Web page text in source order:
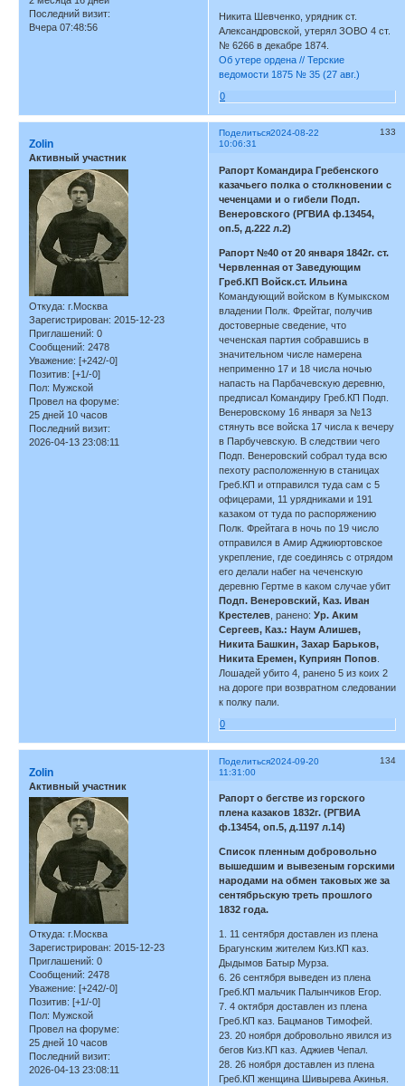
Последний визит:
Вчера 07:48:56
Никита Шевченко, урядник ст.
Александровской, утерял ЗОВО 4 ст.
№ 6266 в декабре 1874.
Об утере ордена // Терские
ведомости 1875 № 35 (27 авг.)
0
Поделиться 133
2024-08-22
10:06:31
Zolin
Активный участник
Откуда: г.Москва
Зарегистрирован: 2015-12-23
Приглашений: 0
Сообщений: 2478
Уважение: [+242/-0]
Позитив: [+1/-0]
Пол: Мужской
Провел на форуме:
25 дней 10 часов
Последний визит:
2026-04-13 23:08:11
Рапорт Командира Гребенского
казачьего полка о столкновении с
чеченцами и о гибели Подп.
Венеровского (РГВИА ф.13454,
оп.5, д.222 л.2)
Рапорт №40 от 20 января 1842г. ст.
Червленная от Заведующим
Греб.КП Войск.ст. Ильина
Командующий войском в Кумыкском
владении Полк. Фрейтаг, получив
достоверные сведение, что
чеченская партия собравшись в
значительном числе намерена
неприменно 17 и 18 числа ночью
напасть на Парбачевскую деревню,
предписал Командиру Греб.КП Подп.
Венеровскому 16 января за №13
стянуть все войска 17 числа к вечеру
в Парбучевскую. В следствии чего
Подп. Венеровский собрал туда всю
пехоту расположенную в станицах
Греб.КП и отправился туда сам с 5
офицерами, 11 урядниками и 191
казаком от туда по распоряжению
Полк. Фрейтага в ночь по 19 число
отправился в Амир Аджиюртовское
укрепление, где соединясь с отрядом
его делали набег на чеченскую
деревню Гертме в каком случае убит
Подп. Венеровский, Каз. Иван
Крестелев , ранено:Ур. Аким
Сергеев, Каз.: Наум Алишев,
Никита Башкин, Захар Барьков,
Никита Еремен, Куприян Попов
Лошадей убито 4, ранено 5 из коих 2
на дороге при возвратном следовании
к полку пали.
0
Поделиться 134
2024-09-20
11:31:00
Zolin
Активный участник
Откуда: г.Москва
Зарегистрирован: 2015-12-23
Приглашений: 0
Сообщений: 2478
Уважение: [+242/-0]
Позитив: [+1/-0]
Пол: Мужской
Провел на форуме:
25 дней 10 часов
Последний визит:
2026-04-13 23:08:11
Рапорт о бегстве из горского
плена казаков 1832г. (РГВИА
ф.13454, оп.5, д.1197 л.14)
Список пленным добровольно
вышедшим и вывезеным горскими
народами на обмен таковых же за
сентябрьскую треть прошлого
1832 года.
1. 11 сентября доставлен из плена
Брагунским жителем Киз.КП каз.
Дыдымов Батыр Мурза.
6. 26 сентября выведен из плена
Греб.КП мальчик Палынчиков Егор.
7. 4 октября доставлен из плена
Греб.КП каз. Бацманов Тимофей.
23. 20 ноября добровольно явился из
бегов Киз.КП каз. Аджиев Чепал.
28. 26 ноября доставлен из плена
Греб.КП женщина Шивырева Акинья.